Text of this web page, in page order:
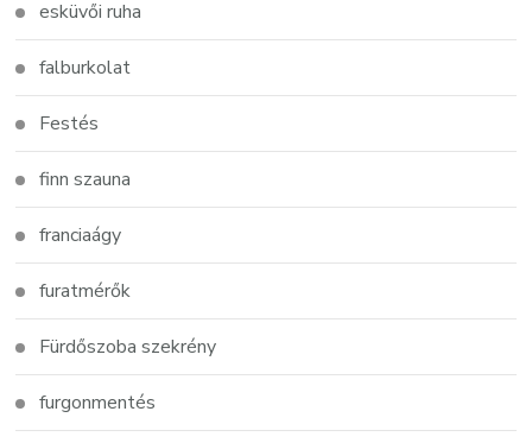
esküvői ruha
falburkolat
Festés
finn szauna
franciaágy
furatmérők
Fürdőszoba szekrény
furgonmentés